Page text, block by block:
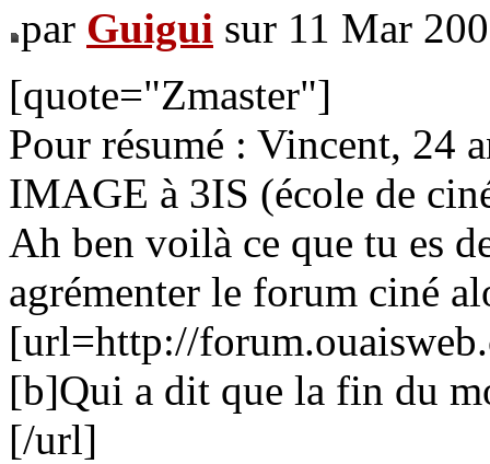
par Guigui sur 11 Mar
[quote="Zmaster"]
Pour résumé : Vincent, 24
IMAGE à 3IS (école de
Ah ben voilà ce que tu es
agrémenter le forum ciné
[url=http://
[b]Qui a dit que la fin du
[/url]